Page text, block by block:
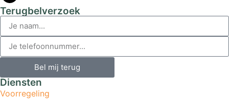
Terugbelverzoek
Bel mij terug
Diensten
Voorregeling